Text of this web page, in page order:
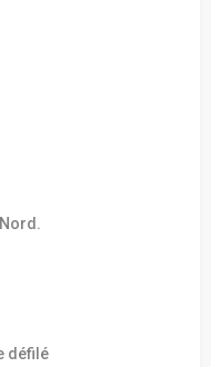
défilé